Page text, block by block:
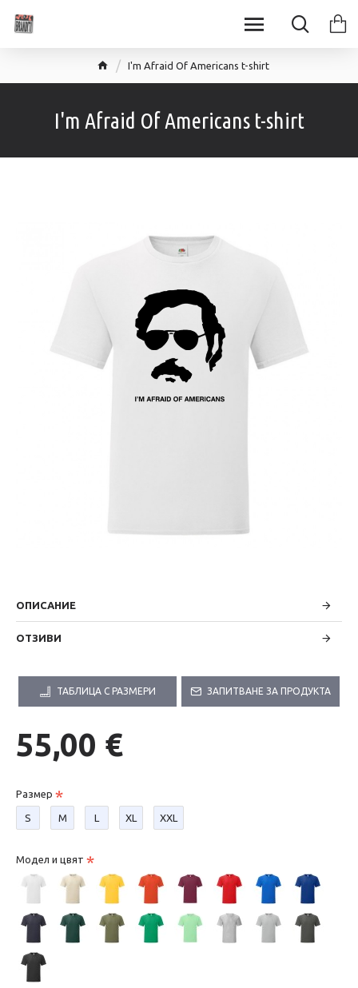
I'm Afraid Of Americans t-shirt
I'm Afraid Of Americans t-shirt
ОПИСАНИЕ
ОТЗИВИ
ТАБЛИЦА С РАЗМЕРИ ЗАПИТВАНЕ ЗА ПРОДУКТА
55,00 €
Размер
S М L XL XXL
Модел и цвят